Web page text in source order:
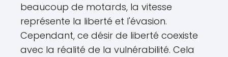
beaucoup de motards, la vitesse
représente la liberté et l'évasion.
Cependant, ce désir de liberté coexiste
avec la réalité de la vulnérabilité. Cela